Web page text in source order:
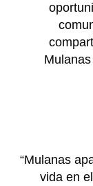
“Mulanas
vida en